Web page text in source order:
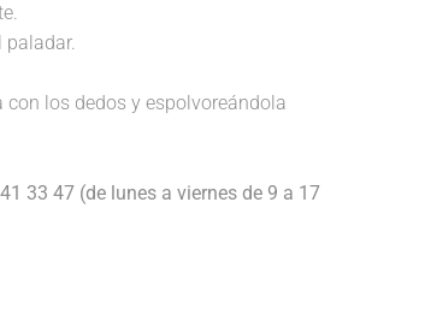
paladar.
los dedos y espolvoreándola
33 47 (de lunes a viernes de 9 a 17